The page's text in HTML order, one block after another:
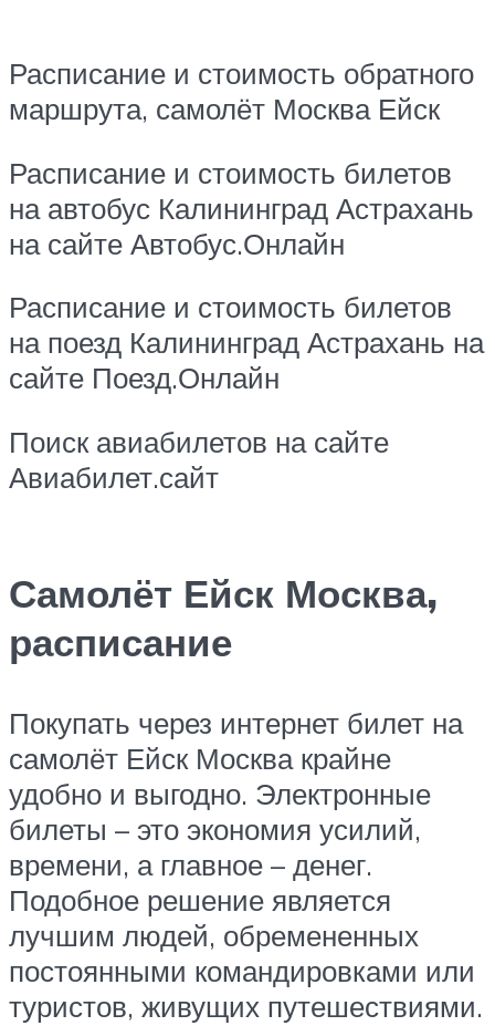
Расписание и стоимость обратного
маршрута, самолёт Москва Ейск
Расписание и стоимость билетов
на автобус Калининград Астрахань
на сайте Автобус.Онлайн
Расписание и стоимость билетов
на поезд Калининград Астрахань на
сайте Поезд.Онлайн
Поиск авиабилетов на сайте
Авиабилет.сайт
Самолёт Ейск Москва,
расписание
Покупать через интернет билет на
самолёт Ейск Москва крайне
удобно и выгодно. Электронные
билеты – это экономия усилий,
времени, а главное – денег.
Подобное решение является
лучшим людей, обремененных
постоянными командировками или
туристов, живущих путешествиями.